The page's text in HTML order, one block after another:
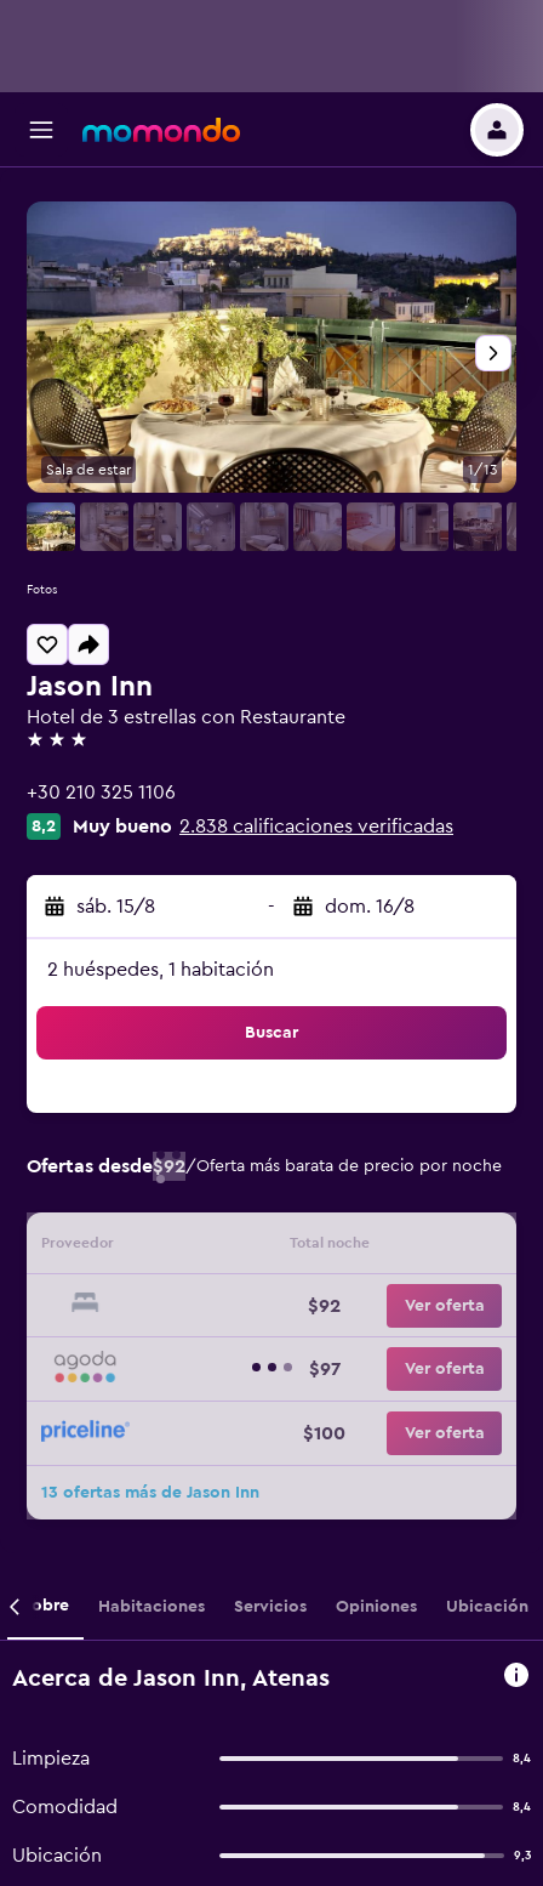
Jason Inn
Hotel de 3 estrellas con Restaurante
3 estrellas
+30 210 325 1106
8,2 Muy bueno 2.838 calificaciones verificadas
sáb. 15/8 - dom. 16/8
2 huéspedes, 1 habitación
Buscar
Ofertas desde$92/Oferta más barata de precio por noche
Proveedor Total noche
$92 Ver oferta
$97 Ver oferta
$100 Ver oferta
13 ofertas más de Jason Inn
Sala de estar 1/13
Fotos
Sobre Habitaciones Servicios Opiniones Ubicación
Acerca de Jason Inn, Atenas
Limpieza 8,4
Comodidad 8,4
Ubicación 9,3